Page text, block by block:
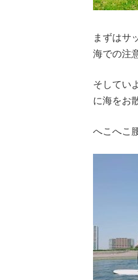
まずはサ
海での注
そしてい
に海をお
へこへこ